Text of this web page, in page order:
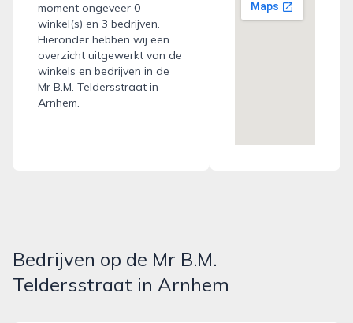
moment ongeveer 0
winkel(s) en 3 bedrijven.
Hieronder hebben wij een
overzicht uitgewerkt van de
winkels en bedrijven in de
Mr B.M. Teldersstraat in
Arnhem.
Bedrijven op de Mr B.M.
Teldersstraat in Arnhem